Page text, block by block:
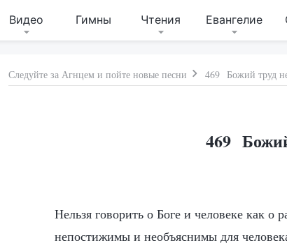
Видео Гимны Чтения Евангелие
Следуйте за Агнцем и пойте новые песни 469 Божий труд
469
Нельзя говорить о Боге и человеке как
непостижимы и необъяснимы для